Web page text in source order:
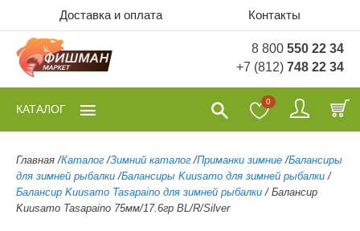
Доставка и оплата Контакты
8 800 550 22 34
+7 (812) 748 22 34
0
КАТАЛОГ
Главная /Каталог /Зимний каталог /Приманки зимние /Балансиры
для зимней рыбалки /Балансиры Kuusamo для зимней рыбалки /
Балансир Kuusamo Tasapaino для зимней рыбалки / Балансир
Kuusamo Tasapaino 75мм/17.6гр BL/R/Silver